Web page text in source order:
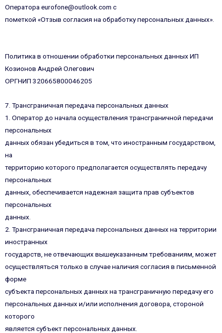
Оператора eurofone@outlook.com с
пометкой «Отзыв согласия на обработку персональных данных».
Политика в отношении обработки персональных данных ИП
Козионов Андрей Олегович
ОРГНИП 320665800046205
7. Трансграничная передача персональных данных
1. Оператор до начала осуществления трансграничной передачи
персональных
данных обязан убедиться в том, что иностранным государством,
на
территорию которого предполагается осуществлять передачу
персональных
данных, обеспечивается надежная защита прав субъектов
персональных
данных.
2. Трансграничная передача персональных данных на территории
иностранных
государств, не отвечающих вышеуказанным требованиям, может
осуществляться только в случае наличия согласия в письменной
форме
субъекта персональных данных на трансграничную передачу его
персональных данных и/или исполнения договора, стороной
которого
является субъект персональных данных.